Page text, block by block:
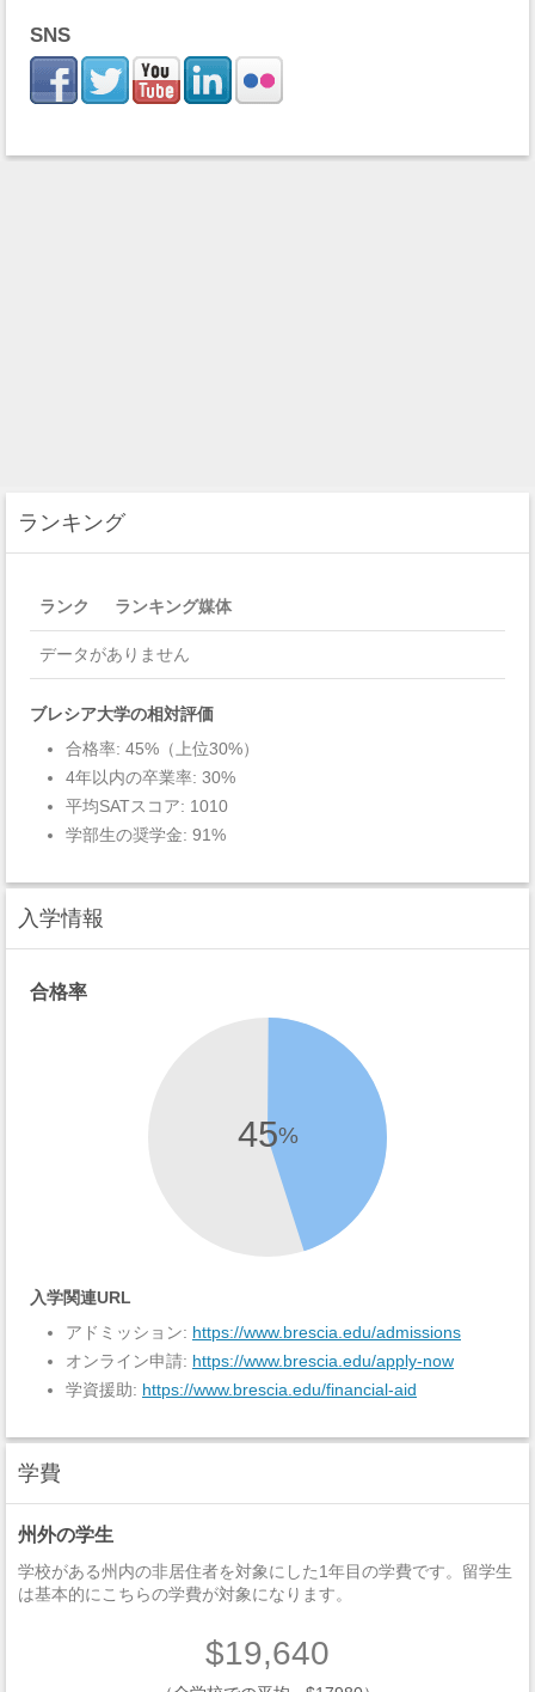
SNS
ランキング
ランク ランキング媒体
データがありません
ブレシア大学の相対評価
合格率: 45%（上位30%）
4年以内の卒業率: 30%
平均SATスコア: 1010
学部生の奨学金: 91%
入学情報
合格率
45%
入学関連URL
アドミッション: https://www.brescia.edu/admissions
オンライン申請: https://www.brescia.edu/apply-now
学資援助: https://www.brescia.edu/financial-aid
学費
州外の学生
学校がある州内の非居住者を対象にした1年目の学費です。留学生
は基本的にこちらの学費が対象になります。
$19,640